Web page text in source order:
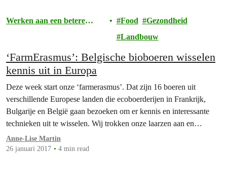
Werken aan een betere
Food
Gezondheid
Landbouw
‘FarmErasmus’: Belgische bioboeren wisselen
kennis uit in Europa
Deze week start onze ‘farmerasmus’. Dat zijn 16 boeren uit
verschillende Europese landen die ecoboerderijen in Frankrijk,
Bulgarije en België gaan bezoeken om er kennis en interessante
technieken uit te wisselen. Wij trokken onze laarzen aan en
volgden enkele Belgische deelnemers tijdens hun verblijf in de
West-Franse streek La Vendée.
Anne-Lise Martin
26 januari 2017
4 min read